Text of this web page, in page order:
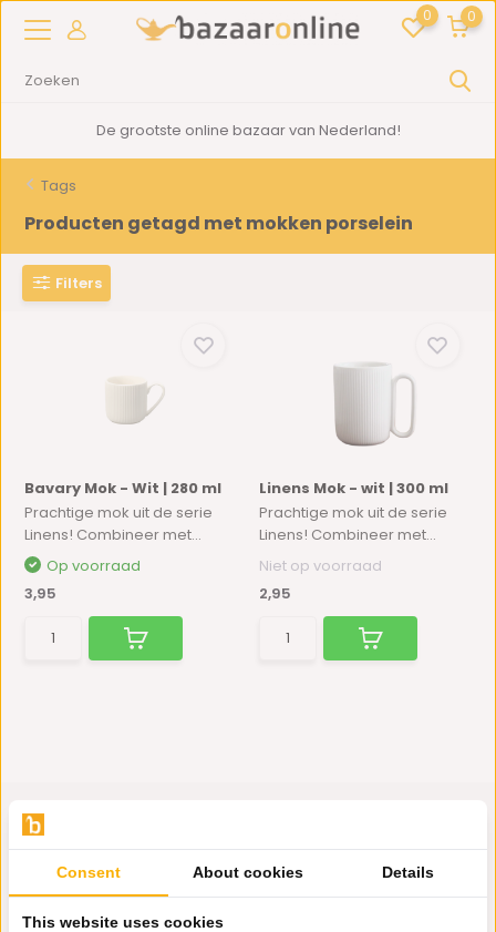
0 0
De grootste online bazaar van Nederland!
Tags
Producten getagd met mokken porselein
Filters
Bavary Mok - Wit | 280 ml
Prachtige mok uit de serie
Linens! Combineer met...
Op voorraad
3,95
Linens Mok - wit | 300 ml
Prachtige mok uit de serie
Linens! Combineer met...
Niet op voorraad
2,95
Hulp nodig?
Wij zitten voor je klaar.
Consent About cookies Details
This website uses cookies